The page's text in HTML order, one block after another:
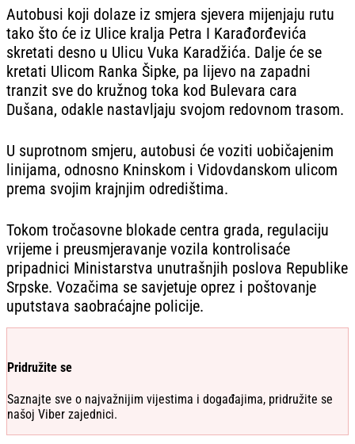
Autobusi koji dolaze iz smjera sjevera mijenjaju rutu
tako što će iz Ulice kralja Petra I Karađorđevića
skretati desno u Ulicu Vuka Karadžića. Dalje će se
kretati Ulicom Ranka Šipke, pa lijevo na zapadni
tranzit sve do kružnog toka kod Bulevara cara
Dušana, odakle nastavljaju svojom redovnom trasom.
U suprotnom smjeru, autobusi će voziti uobičajenim
linijama, odnosno Kninskom i Vidovdanskom ulicom
prema svojim krajnjim odredištima.
Tokom tročasovne blokade centra grada, regulaciju
vrijeme i preusmjeravanje vozila kontrolisaće
pripadnici Ministarstva unutrašnjih poslova Republike
Srpske. Vozačima se savjetuje oprez i poštovanje
uputstava saobraćajne policije.
Pridružite se
Saznajte sve o najvažnijim vijestima i događajima, pridružite se
našoj Viber zajednici.